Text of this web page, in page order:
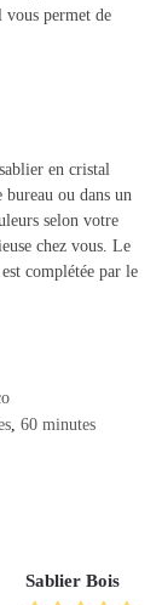
vous permet de
en cristal
ou dans un
selon votre
chez vous. Le
complétée par le
60 minutes
Sablier Bois